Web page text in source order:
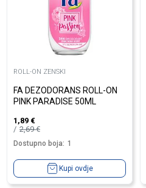
ROLL-ON ZENSKI
FA DEZODORANS ROLL-ON
PINK PARADISE 50ML
1,89 €
2,69€
Dostupno boja: 1
Kupi ovdje